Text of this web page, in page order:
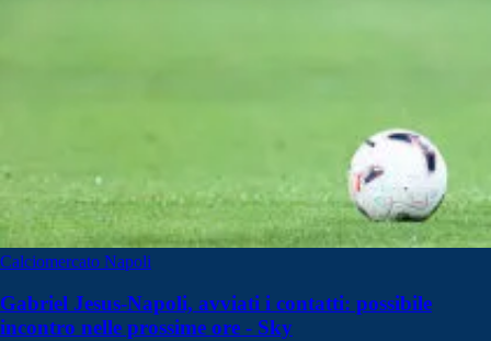
Calciomercato Napoli
Gabriel Jesus-Napoli, avviati i contatti: possibile
incontro nelle prossime ore - Sky